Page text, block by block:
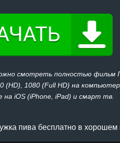
смотреть полностью фильм
(HD), 1080 (Full HD) на
на iOS (iPhone, iPad) и смарт тв.
пива бесплатно в хорошем